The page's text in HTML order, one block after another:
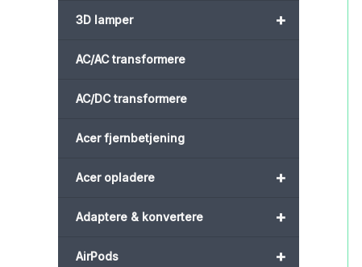
+
3D lamper
AC/AC transformere
AC/DC transformere
Acer fjernbetjening
+
Acer opladere
+
Adaptere & konvertere
+
AirPods